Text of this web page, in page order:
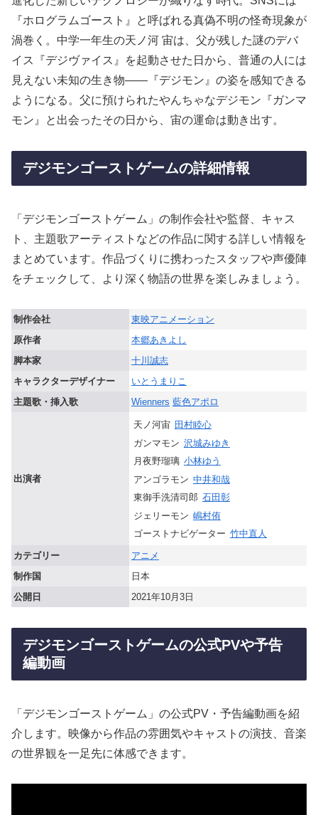
『ホログラムゴースト』と呼ばれる真偽不明の怪奇現象が
渦巻く。中学一年生の天ノ河 宙は、父が残した謎のデバ
イス『デジヴァイス』を起動させた日から、普通の人には
見えない未知の生き物――『デジモン』の姿を感知できる
ようになる。父に預けられたやんちゃなデジモン『ガンマ
モン』と出会ったその日から、宙の運命は動き出す。
デジモンゴーストゲームの詳細情報
「デジモンゴーストゲーム」の制作会社や監督、キャス
ト、主題歌アーティストなどの作品に関する詳しい情報を
まとめています。作品づくりに携わったスタッフや声優陣
をチェックして、より深く物語の世界を楽しみましょう。
制作会社
東映アニメーション
原作者
本郷あきよし
脚本家
十川誠志
キャラクターデザイナー
いとうまりこ
主題歌・挿入歌
Wienners 藍色アポロ
出演者
天ノ河宙 田村睦心
ガンマモン 沢城みゆき
月夜野瑠璃 小林ゆう
アンゴラモン 中井和哉
東御手洗清司郎 石田彰
ジェリーモン 嶋村侑
ゴーストナビゲーター 竹中直人
カテゴリー
アニメ
制作国
日本
公開日
2021年10月3日
デジモンゴーストゲームの公式PVや予告
編動画
「デジモンゴーストゲーム」の公式PV・予告編動画を紹
介します。映像から作品の雰囲気やキャストの演技、音楽
の世界観を一足先に体感できます。